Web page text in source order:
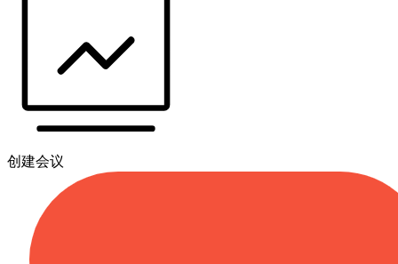
创建会议